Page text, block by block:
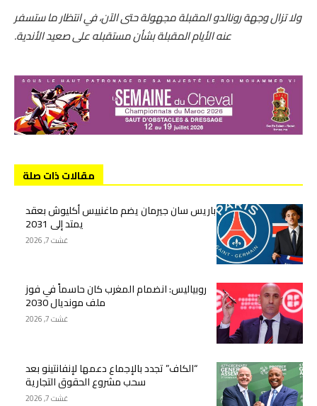
ولا تزال وجهة رونالدو المقبلة مجهولة حتى الآن، في انتظار ما ستسفر
عنه الأيام المقبلة بشأن مستقبله على صعيد الأندية.
مقالات ذات صلة
باريس سان جيرمان يضم ماغنييس أكليوش بعقد
يمتد إلى 2031
غشت 7, 2026
روبياليس: انضمام المغرب كان حاسماً في فوز
ملف مونديال 2030
غشت 7, 2026
“الكاف” تجدد بالإجماع دعمها لإنفانتينو بعد
سحب مشروع الحقوق التجارية
غشت 7, 2026